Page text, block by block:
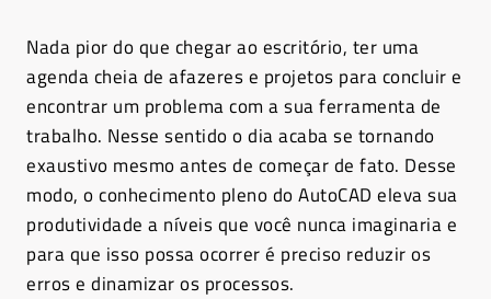
Nada pior do que chegar ao escritório, ter uma
agenda cheia de afazeres e projetos para concluir e
encontrar um problema com a sua ferramenta de
trabalho. Nesse sentido o dia acaba se tornando
exaustivo mesmo antes de começar de fato. Desse
modo, o conhecimento pleno do AutoCAD eleva sua
produtividade a níveis que você nunca imaginaria e
para que isso possa ocorrer é preciso reduzir os
erros e dinamizar os processos.